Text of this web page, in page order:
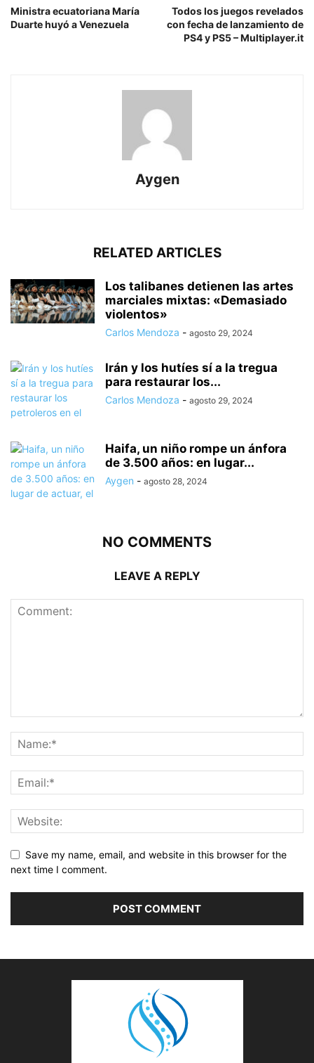
Ministra ecuatoriana María
Duarte huyó a Venezuela
Todos los juegos revelados
con fecha de lanzamiento de
PS4 y PS5 – Multiplayer.it
Aygen
RELATED ARTICLES
Los talibanes detienen las artes
marciales mixtas: «Demasiado
violentos»
Carlos Mendoza - agosto 29, 2024
Irán y los hutíes sí a la tregua
para restaurar los...
Carlos Mendoza - agosto 29, 2024
Haifa, un niño rompe un ánfora
de 3.500 años: en lugar...
Aygen - agosto 28, 2024
NO COMMENTS
LEAVE A REPLY
Save my name, email, and website in this browser for the
next time I comment.